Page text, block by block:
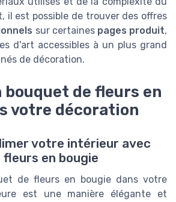
il est possible de trouver des offres
sur certaines pages produit,
d'art accessibles à un plus grand
de décoration.
de fleurs en
votre décoration
votre intérieur avec
en bougie
de fleurs en bougie dans votre
est une manière élégante et